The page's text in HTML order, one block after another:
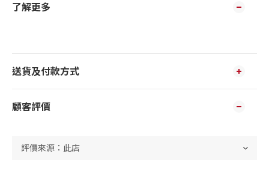
了解更多
送貨及付款方式
顧客評價